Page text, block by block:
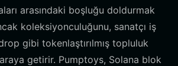
arasındaki boşluğu doldurmak
koleksiyonculuğunu, sanatçı iş
gibi tokenlaştırılmış topluluk
getirir. Pumptoys, Solana blok